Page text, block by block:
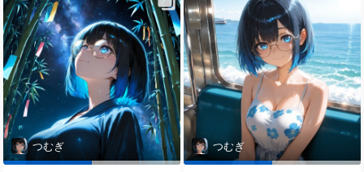
つむぎ つむぎ